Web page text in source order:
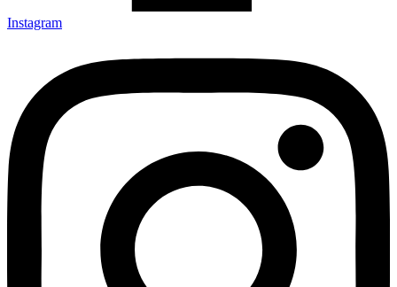
Instagram